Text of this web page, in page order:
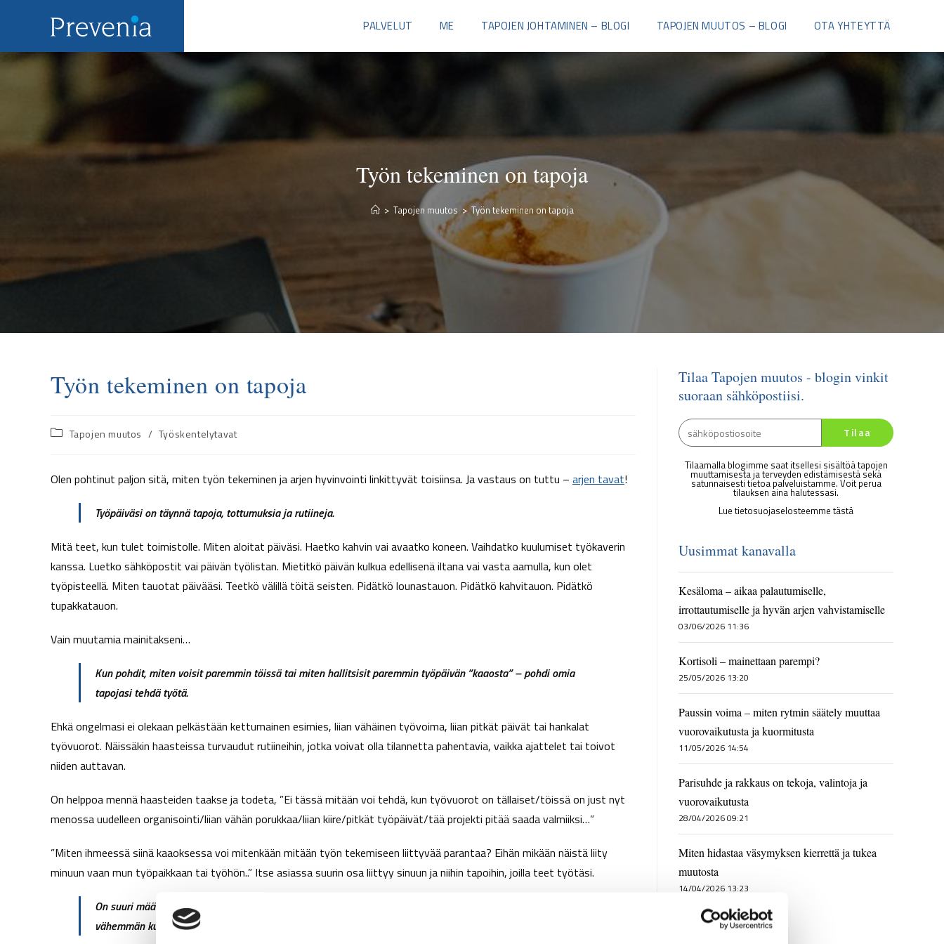
PALVELUT ME TAPOJEN JOHTAMINEN – BLOGI TAPOJEN MUUTOS – BLOGI OTA YHTEYTTÄ
Työn tekeminen on tapoja
> Tapojen muutos > Työn tekeminen on tapoja
Työn tekeminen on tapoja
Tapojen muutos / Työskentelytavat
Olen pohtinut paljon sitä, miten työn tekeminen ja arjen hyvinvointi linkittyvät toisiinsa. Ja vastaus on tuttu – arjen tavat!
Työpäiväsi on täynnä tapoja, tottumuksia ja rutiineja.
Mitä teet, kun tulet toimistolle. Miten aloitat päiväsi. Haetko kahvin vai avaatko koneen. Vaihdatko kuulumiset työkaverin
kanssa. Luetko sähköpostit vai päivän työlistan. Mietitkö päivän kulkua edellisenä iltana vai vasta aamulla, kun olet
työpisteellä. Miten tauotat päivääsi. Teetkö välillä töitä seisten. Pidätkö lounastauon. Pidätkö kahvitauon. Pidätkö
tupakkatauon.
Vain muutamia mainitakseni…
Kun pohdit, miten voisit paremmin töissä tai miten hallitsisit paremmin työpäivän ”kaaosta” – pohdi omia
tapojasitehdä työtä.
Ehkä ongelmasi ei olekaan pelkästään kettumainen esimies, liian vähäinen työvoima, liian pitkät päivät tai hankalat
työvuorot. Näissäkin haasteissa turvaudut rutiineihin, jotka voivat olla tilannetta pahentavia, vaikka ajattelet tai toivot
niiden auttavan.
On helppoa mennä haasteiden taakse ja todeta, ”Ei tässä mitään voi tehdä, kun työvuorot on tällaiset/töissä on just nyt
menossa uudelleen organisointi/liian vähän porukkaa/liian kiire/pitkät työpäivät/tää projekti pitää saada valmiiksi…”
”Miten ihmeessä siinä kaaoksessa voi mitenkään mitään työn tekemiseen liittyvää parantaa? Eihän mikään näistä liity
minuun vaan mun työpaikkaan tai työhön..” Itse asiassa suurin osa liittyy sinuun ja niihin tapoihin, joilla teet työtäsi.
On suuri määrä asioita, joita kehittämällä ja parantamalla voit saada työn tekemisestä mielekkäämpää ja
vähemmän kuormittavaa.
Tilaa Tapojen muutos - blogin vinkit
suoraan sähköpostiisi.
Tilaa
Tilaamalla blogimme saat itsellesi sisältöä tapojen
muuttamisesta ja terveyden edistämisestä sekä
satunnaisesti tietoa palveluistamme. Voit perua
tilauksen aina halutessasi.
Lue tietosuojaselosteemme tästä
Uusimmat kanavalla
Kesäloma – aikaa palautumiselle,
irrottautumiselle ja hyvän arjen vahvistamiselle
03/06/2026 11:36
Kortisoli – mainettaan parempi?
25/05/2026 13:20
Paussin voima – miten rytmin säätely muuttaa
vuorovaikutusta ja kuormitusta
11/05/2026 14:54
Parisuhde ja rakkaus on tekoja, valintoja ja
vuorovaikutusta
28/04/2026 09:21
Miten hidastaa väsymyksen kierrettä ja tukea
muutosta
14/04/2026 13:23